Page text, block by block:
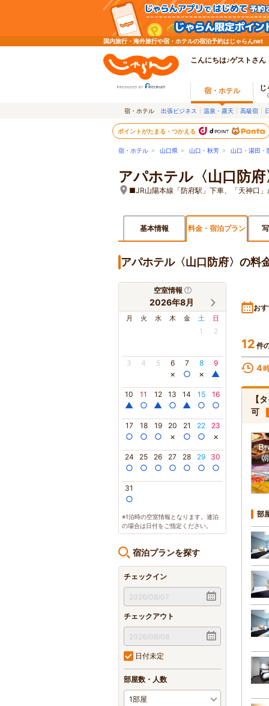
国内旅行・海外旅行や宿・ホテルの宿泊予約はじゃらんnet
こんにちは♪ゲストさん
宿・ホテル じ
宿・ホテル 出張ビジネス 温泉・露天 高級宿
ポイントがたまる・つかえる
宿・ホテル > 山口県 > 山口・秋芳 > 山口・湯田・
アパホテル〈山口防府
■JR山陽本線「防府駅」下車、「天神口
基本情報 料金・宿泊プラン
アパホテル〈山口防府〉の料
空室情報
2026年8月
月 火 水 木 金 土 日
1 2
3 4 5 6
×
7
○
8
×
9
▲
10
▲
11
○
12
▲
13
○
14
▲
15
○
16
○
17
○
18
○
19
○
20
×
21
○
22
○
23
×
24
○
25
○
26
○
27
○
28
○
29
○
30
○
31
○
※1泊時の空室情報となります。連泊
の場合は日付をご指定ください。
宿泊プランを探す
チェックイン
チェックアウト
日付未定
部屋数・人数
お
12 件
4
【
可
部